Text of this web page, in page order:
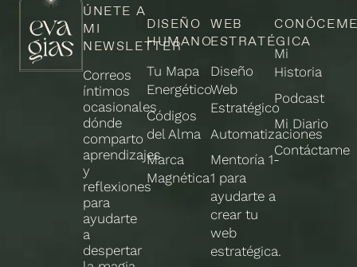
ÚNETE A
MI
NEWSLETTER
Correos
íntimos
ocasionales
dónde
comparto
aprendizajes
y
reflexiones
para
ayudarte
a
despertar
DISEÑO
HUMANO
Tu Mapa
Energético
Códigos
del Alma
Marca
Magnética
WEB
ESTRATÉGICA
Diseño
Web
Estratégico
Automatizaciones
Mentoría 1-
1 para
ayudarte a
crear tu
web
estratégica.
Mi
Historia
Podcast
Mi Diario
Contáctame